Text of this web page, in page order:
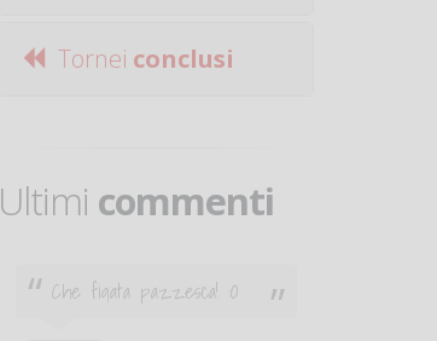
Tornei conclusi
Ultimi commenti
Che figata pazzesca! :O